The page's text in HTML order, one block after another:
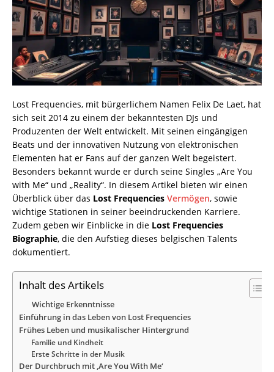
Lost Frequencies, mit bürgerlichem Namen Felix De Laet, hat
sich seit 2014 zu einem der bekanntesten DJs und
Produzenten der Welt entwickelt. Mit seinen eingängigen
Beats und der innovativen Nutzung von elektronischen
Elementen hat er Fans auf der ganzen Welt begeistert.
Besonders bekannt wurde er durch seine Singles „Are You
with Me“ und „Reality“. In diesem Artikel bieten wir einen
Überblick über das Lost Frequencies Vermögen, sowie
wichtige Stationen in seiner beeindruckenden Karriere.
Zudem geben wir Einblicke in die Lost Frequencies
Biographie, die den Aufstieg dieses belgischen Talents
dokumentiert.
Inhalt des Artikels
Wichtige Erkenntnisse
Einführung in das Leben von Lost Frequencies
Frühes Leben und musikalischer Hintergrund
Familie und Kindheit
Erste Schritte in der Musik
Der Durchbruch mit ‚Are You With Me‘